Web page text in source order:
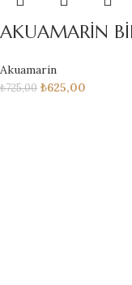
AKUAMARİN
Akuamarin
₺725,00 ₺625,00